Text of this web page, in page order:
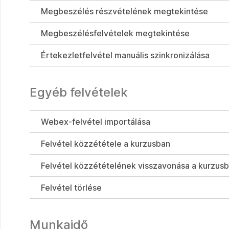
Megbeszélés részvételének megtekintése
Megbeszélésfelvételek megtekintése
Értekezletfelvétel manuális szinkronizálása
Egyéb felvételek
Webex-felvétel importálása
Felvétel közzététele a kurzusban
Felvétel közzétételének visszavonása a
Felvétel törlése
Munkaidő